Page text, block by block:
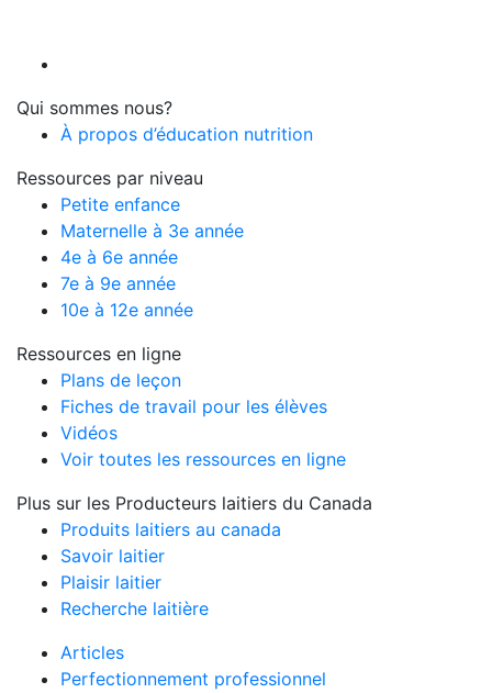
Qui sommes nous?
À propos d’éducation nutrition
Ressources par niveau
Petite enfance
Maternelle à 3e année
4e à 6e année
7e à 9e année
10e à 12e année
Ressources en ligne
Plans de leçon
Fiches de travail pour les élèves
Vidéos
Voir toutes les ressources en ligne
Plus sur les Producteurs laitiers du Canada
Produits laitiers au canada
Savoir laitier
Plaisir laitier
Recherche laitière
Articles
Perfectionnement professionnel